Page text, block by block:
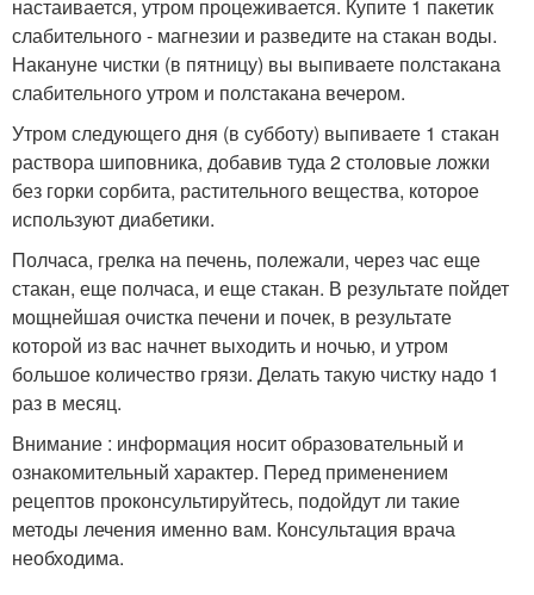
настаивается, утром процеживается. Купите 1 пакетик
слабительного - магнезии и разведите на стакан воды.
Накануне чистки (в пятницу) вы выпиваете полстакана
слабительного утром и полстакана вечером.
Утром следующего дня (в субботу) выпиваете 1 стакан
раствора шиповника, добавив туда 2 столовые ложки
без горки сорбита, растительного вещества, которое
используют диабетики.
Полчаса, грелка на печень, полежали, через час еще
стакан, еще полчаса, и еще стакан. В результате пойдет
мощнейшая очистка печени и почек, в результате
которой из вас начнет выходить и ночью, и утром
большое количество грязи. Делать такую чистку надо 1
раз в месяц.
Внимание : информация носит образовательный и
ознакомительный характер. Перед применением
рецептов проконсультируйтесь, подойдут ли такие
методы лечения именно вам. Консультация врача
необходима.